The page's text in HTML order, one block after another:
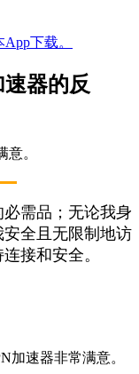
下载。
器的反
需品；无论我身
全且无限制地访
接和安全。